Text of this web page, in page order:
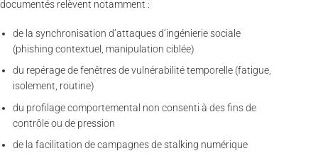
documentés relèvent notamment :
de la synchronisation d’attaques d’ingénierie sociale
(phishing contextuel, manipulation ciblée)
du repérage de fenêtres de vulnérabilité temporelle (fatigue,
isolement, routine)
du profilage comportemental non consenti à des fins de
contrôle ou de pression
de la facilitation de campagnes de stalking numérique